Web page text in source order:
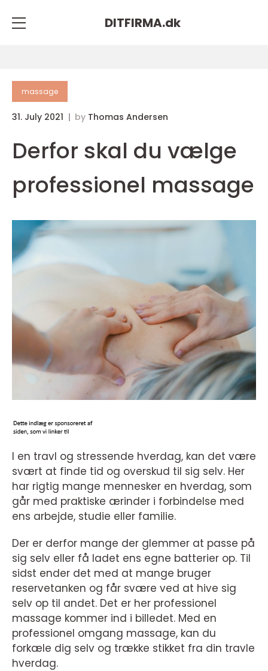
DITFIRMA.dk
massage
31. July 2021 by Thomas Andersen
Derfor skal du vælge
professionel massage
I en travl og stressende hverdag, kan det være
svært at finde tid og overskud til sig selv. Her
har rigtig mange mennesker en hverdag, som
går med praktiske ærinder i forbindelse med
ens arbejde, studie eller familie.
Der er derfor mange der glemmer at passe på
sig selv eller få ladet ens egne batterier op. Til
sidst ender det med at mange bruger
reservetanken og får svære ved at hive sig
selv op til andet. Det er her professionel
massage kommer ind i billedet. Med en
professionel omgang massage, kan du
forkæle dig selv og trække stikket fra din travle
hverdag.